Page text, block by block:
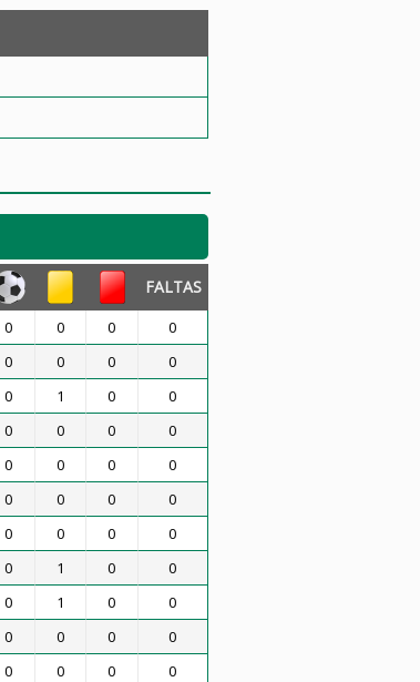
FALTAS
0 0 0
0
0 0 0
0
0 1 0
0
0 0 0
0
0 0 0
0
0 0 0
0
0 0 0
0
0 1 0
0
0 1 0
0
0 0 0
0
0 0 0
0